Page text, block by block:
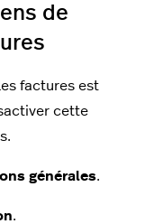
de
factures est
cette
générales.
.